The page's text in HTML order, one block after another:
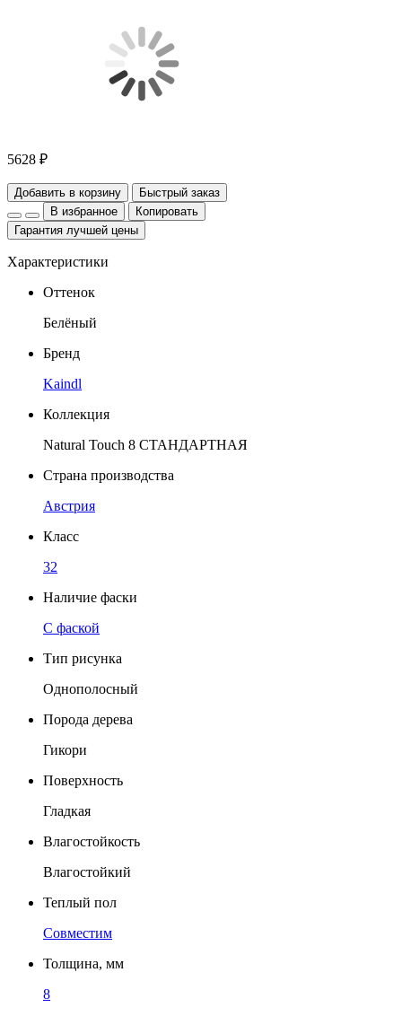
5628 ₽
Добавить в корзину
Быстрый заказ
В избранное
Копировать
Гарантия лучшей цены
Характеристики
Оттенок
Белёный
Бренд
Kaindl
Коллекция
Natural Touch 8 СТАНДАРТНАЯ
Страна производства
Австрия
Класс
32
Наличие фаски
C фаской
Тип рисунка
Однополосный
Порода дерева
Гикори
Поверхность
Гладкая
Влагостойкость
Влагостойкий
Теплый пол
Совместим
Толщина, мм
8